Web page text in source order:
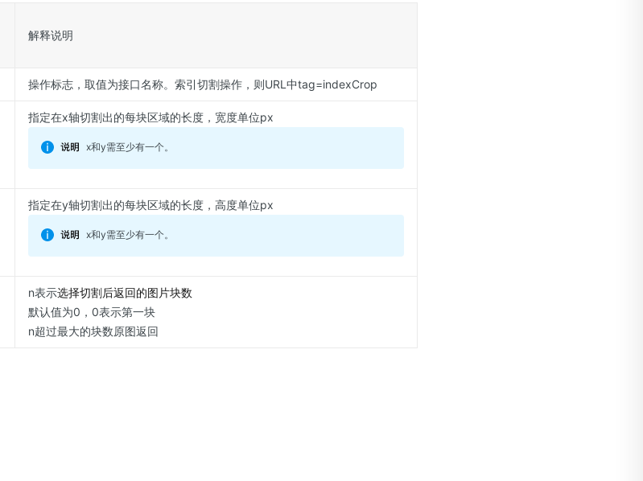
解释说明
操作标志，取值为接口名称。索引切割操作，则URL中tag=indexCrop
指定在x轴切割出的每块区域的长度，宽度单位px
x和y需至少有一个。
指定在y轴切割出的每块区域的长度，高度单位px
x和y需至少有一个。
n表示选择切割后返回的图片块数
默认值为0，0表示第一块
n超过最大的块数原图返回